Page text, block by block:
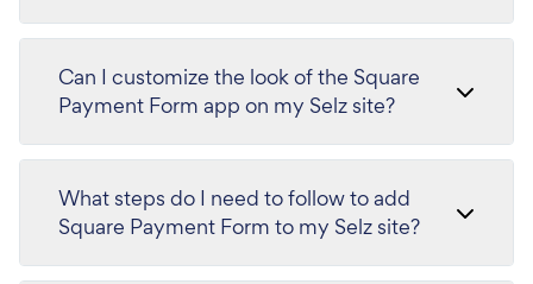
Can I customize the look of the Square
Payment Form app on my Selz site?
What steps do I need to follow to add
Square Payment Form to my Selz site?